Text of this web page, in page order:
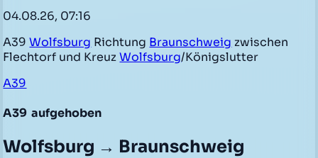
04.08.26, 07:16
A39Wolfsburg Richtung Braunschweig zwischen
Flechtorf und KreuzWolfsburg/Königslutter
A39
A39 aufgehoben
Wolfsburg → Braunschweig